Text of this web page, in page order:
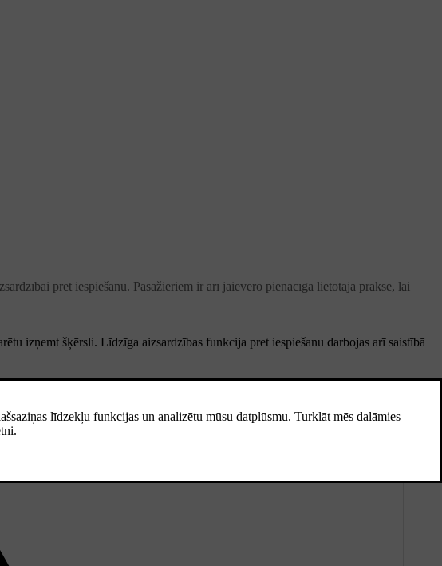
pret iespiešanu. Pasažieriem ir arī jāievēro pienācīga lietotāja prakse, lai
izņemt šķērsli. Līdzīga aizsardzības funkcija pret iespiešanu darbojas arī saistībā